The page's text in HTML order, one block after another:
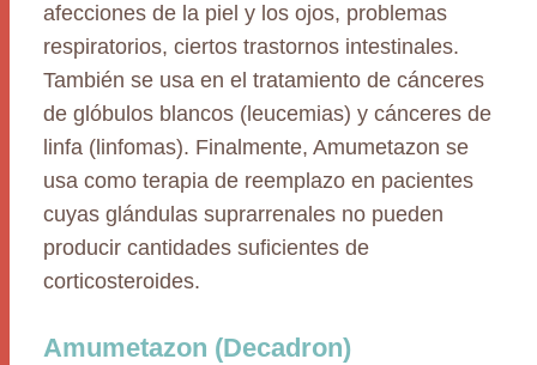
afecciones de la piel y los ojos, problemas
respiratorios, ciertos trastornos intestinales.
También se usa en el tratamiento de cánceres
de glóbulos blancos (leucemias) y cánceres de
linfa (linfomas). Finalmente, Amumetazon se
usa como terapia de reemplazo en pacientes
cuyas glándulas suprarrenales no pueden
producir cantidades suficientes de
corticosteroides.
Amumetazon (Decadron)